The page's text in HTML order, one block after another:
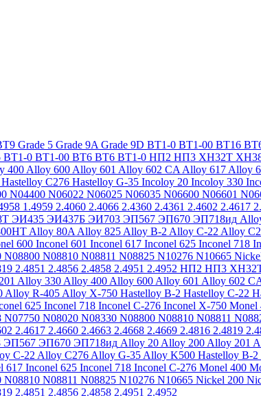
Grade 5 Grade 9A Grade 9D ВТ1-0 ВТ1-00 ВТ16
ВТ1-0 ВТ1-00 ВТ6 ВТ6 ВТ1-0 НП2 НП3 ХН32Т
400 Alloy 600 Alloy 601 Alloy 602 CA Alloy 617 Alloy
Hastelloy C276 Hastelloy G-35 Incoloy 20 Incoloy 330
N04400 N06022 N06025 N06035 N06600 N06601
1.4959 2.4060 2.4066 2.4360 2.4361 2.4602 2.4617
ЭИ435 ЭИ437Б ЭИ703 ЭП567 ЭП670 ЭП718ид
Alloy 80A Alloy 825 Alloy B-2 Alloy C-22 Alloy
600 Inconel 601 Inconel 617 Inconel 625 Inconel 718
N08800 N08810 N08811 N08825 N10276 N10665
2.4851 2.4856 2.4858 2.4951 2.4952 НП2 НП3
Alloy 330 Alloy 400 Alloy 600 Alloy 601 Alloy 602
Alloy R-405 Alloy X-750 Hastelloy B-2 Hastelloy C-22
625 Inconel 718 Inconel C-276 Inconel X-750 Monel
N07750 N08020 N08330 N08800 N08810 N08811
2.4617 2.4660 2.4663 2.4668 2.4669 2.4816 2.4819
ЭП567 ЭП670 ЭП718ид Alloy 20 Alloy 200 Alloy 201
C-22 Alloy C276 Alloy G-35 Alloy K500 Hastelloy B-2
617 Inconel 625 Inconel 718 Inconel C-276 Monel 400
N08810 N08811 N08825 N10276 N10665 Nickel 200
2.4851 2.4856 2.4858 2.4951 2.4952